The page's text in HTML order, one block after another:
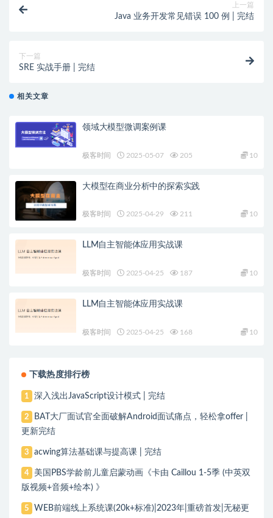
上一篇
Java 业务开发常见错误 100 例 | 完结
下一篇
SRE 实战手册 | 完结
相关文章
领域大模型微调案例课
极客时间 2025-05-07 205 10
大模型在商业分析中的探索实践
极客时间 2025-04-29 211 10
LLM自主智能体应用实战课
极客时间 2025-04-25 187 10
LLM自主智能体应用实战课
极客时间 2025-04-25 168 10
下载热度排行榜
1 深入浅出JavaScript设计模式 | 完结
2
BAT大厂面试官全面破解Android面试痛点，轻松拿offer |
更新完结
3 acwing算法基础课与提高课 | 完结
4
美国PBS学龄前儿童启蒙动画《卡由 Caillou 1-5季 (中英双
版视频+音频+绘本) 》
5 WEB前端线上系统课(20k+标准)|2023年|重磅首发|无秘更